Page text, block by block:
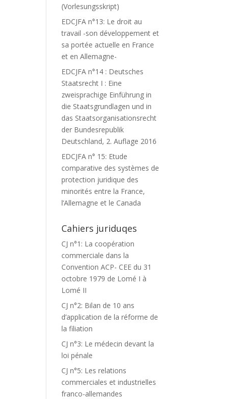
(Vorlesungsskript)
EDCJFA n°13: Le droit au
travail -son développement et
sa portée actuelle en France
et en Allemagne-
EDCJFA n°14 : Deutsches
Staatsrecht I : Eine
zweisprachige Einführung in
die Staatsgrundlagen und in
das Staatsorganisationsrecht
der Bundesrepublik
Deutschland, 2. Auflage 2016
EDCJFA n° 15: Etude
comparative des systèmes de
protection juridique des
minorités entre la France,
l’Allemagne et le Canada
Cahiers juriduqes
CJ n°1: La coopération
commerciale dans la
Convention ACP- CEE du 31
octobre 1979 de Lomé I à
Lomé II
CJ n°2: Bilan de 10 ans
d’application de la réforme de
la filiation
CJ n°3: Le médecin devant la
loi pénale
CJ n°5: Les relations
commerciales et industrielles
franco-allemandes